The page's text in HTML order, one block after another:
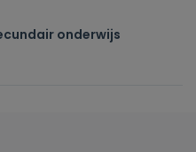
onderwijs